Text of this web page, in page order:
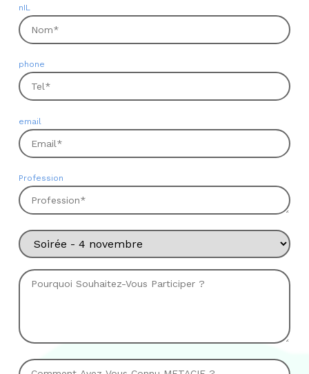
nIL
phone
email
Profession